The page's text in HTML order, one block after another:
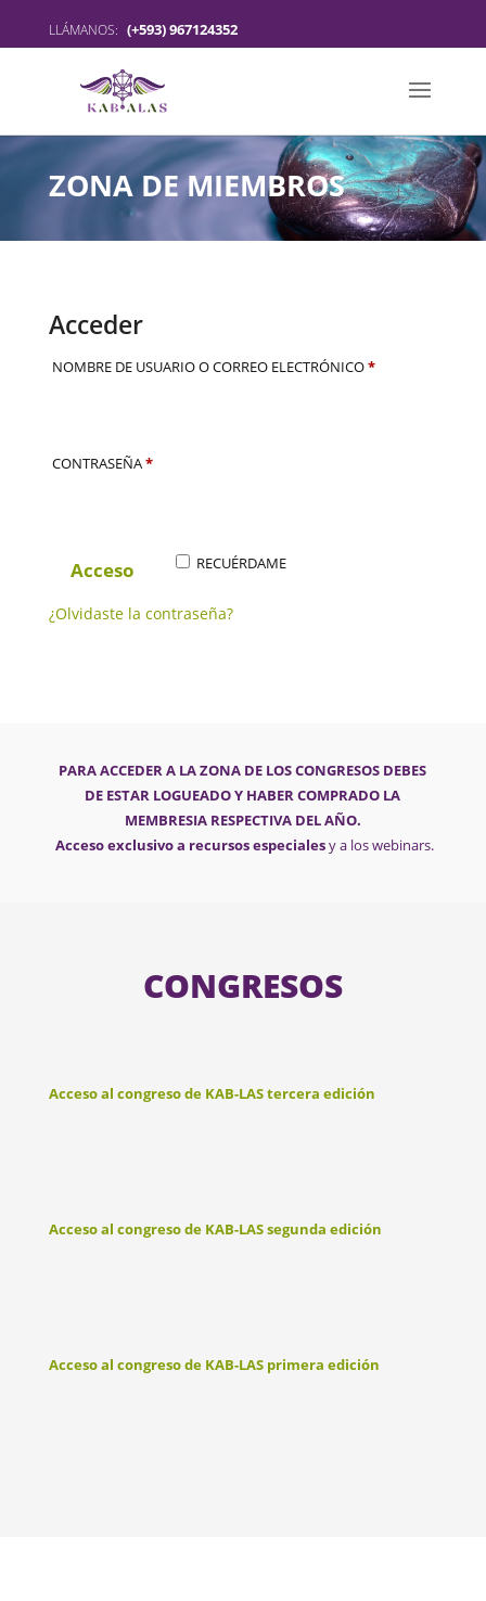
LLÁMANOS: (+593) 967124352
ZONA DE MIEMBROS
Acceder
NOMBRE DE USUARIO O CORREO ELECTRÓNICO*OBLIGATORIO
CONTRASEÑA*OBLIGATORIO
RECUÉRDAME
Acceso
¿Olvidaste la contraseña?
PARA ACCEDER A LA ZONA DE LOS CONGRESOS DEBES
DE ESTAR LOGUEADO Y HABER COMPRADO LA
MEMBRESIA RESPECTIVA DEL AÑO.
Acceso exclusivo a recursos especialesy a los webinars.
CONGRESOS
Acceso al congreso de KAB-LAS tercera edición
Acceso al congreso de KAB-LAS segunda edición
Acceso al congreso de KAB-LAS primera edición